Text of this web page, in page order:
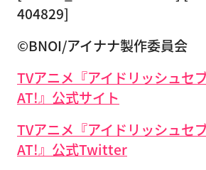
404829]
©BNOI/アイナナ製作委員会
TVアニメ『アイドリッシュセ
AT!』公式サイト
TVアニメ『アイドリッシュセ
AT!』公式Twitter